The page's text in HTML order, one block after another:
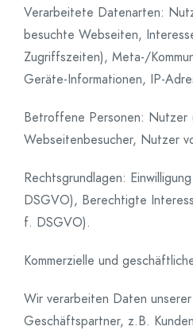
Verarbeitete Datenarten:
besuchte Webseiten,
Zugriffszeiten), Meta-/
Geräte-Informationen, IP-
Betroffene Personen: Nutzer
Webseitenbesucher, Nutzer
Rechtsgrundlagen:
DSGVO), Berechtigte
f. DSGVO).
Kommerzielle und
Wir verarbeiten Daten
Geschäftspartner, z.B.